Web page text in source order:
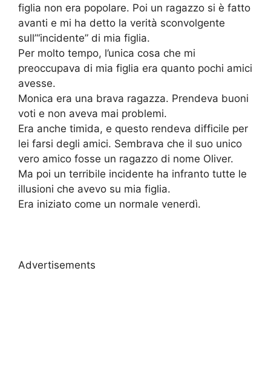
figlia non era popolare. Poi un ragazzo si è fatto
avanti e mi ha detto la verità sconvolgente
sull’“incidente” di mia figlia.
Per molto tempo, l’unica cosa che mi
preoccupava di mia figlia era quanto pochi amici
avesse.
Monica era una brava ragazza. Prendeva buoni
voti e non aveva mai problemi.
Era anche timida, e questo rendeva difficile per
lei farsi degli amici. Sembrava che il suo unico
vero amico fosse un ragazzo di nome Oliver.
Ma poi un terribile incidente ha infranto tutte le
illusioni che avevo su mia figlia.
Era iniziato come un normale venerdì.
Advertisements